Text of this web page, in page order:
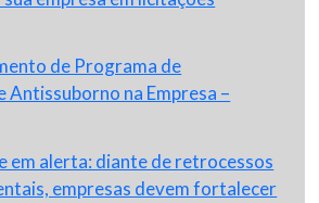
de Programa de
Antissuborno na Empresa –
em alerta: diante de retrocessos
empresas devem fortalecer